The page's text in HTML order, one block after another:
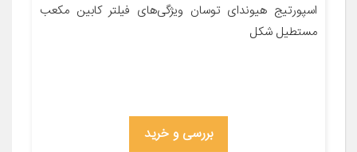
اسپورتیج هیوندای توسان ویژگی‌های فیلتر کابین مکعب
مستطیل شکل
بررسی و خرید